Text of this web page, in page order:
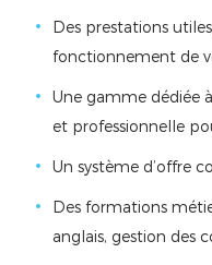
Des prestations
fonctionnement de
Une gamme dédiée
et professionnelle
Un système d’offre
Des formations
anglais, gestion des